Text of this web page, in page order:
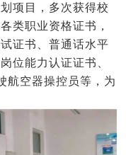
项目，多次获得校
类职业资格证书，
证书、普通话水平
位能力认证证书、
航空器操控员等，为